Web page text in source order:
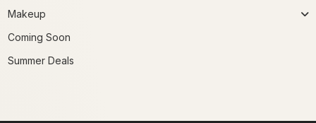
Makeup
Coming Soon
Summer Deals